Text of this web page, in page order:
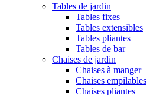
Tables de jardin
Tables fixes
Tables extensibles
Tables pliantes
Tables de bar
Chaises de jardin
Chaises à manger
Chaises empilables
Chaises pliantes